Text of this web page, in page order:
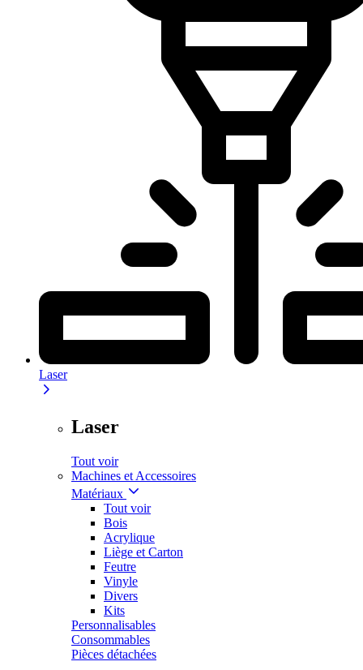
Laser
Laser
Tout voir
Machines et Accessoires
Matériaux
Tout voir
Bois
Acrylique
Liège et Carton
Feutre
Vinyle
Divers
Kits
Personnalisables
Consommables
Pièces détachées